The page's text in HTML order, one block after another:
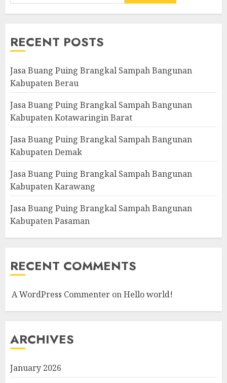
RECENT POSTS
Jasa Buang Puing Brangkal Sampah Bangunan
Kabupaten Berau
Jasa Buang Puing Brangkal Sampah Bangunan
Kabupaten Kotawaringin Barat
Jasa Buang Puing Brangkal Sampah Bangunan
Kabupaten Demak
Jasa Buang Puing Brangkal Sampah Bangunan
Kabupaten Karawang
Jasa Buang Puing Brangkal Sampah Bangunan
Kabupaten Pasaman
RECENT COMMENTS
A WordPress Commenter onHello world!
ARCHIVES
January 2026